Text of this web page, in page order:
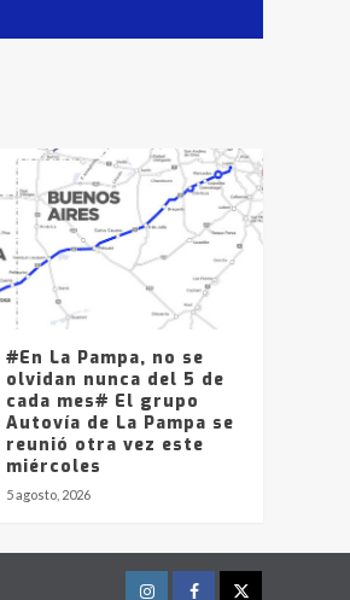
Identidad de los
adolescentes
pampeanos que fueron
protagonistas del fatal
accidente en la mañana
del lunes
Accidente en Ruta 5:
falleció un joven de
Trenque Lauquen
Los precios de los
combustibles en La
Pampa, desde YPF hasta
Axion entre 857 a 1338
pesos
#En La Pampa, no se
olvidan nunca del 5 de
cada mes# El grupo
Autovía de La Pampa se
reunió otra vez este
miércoles
5 agosto, 2026